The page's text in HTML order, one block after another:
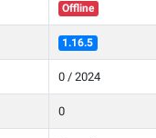
Offline
1.16.5
0 / 2024
0